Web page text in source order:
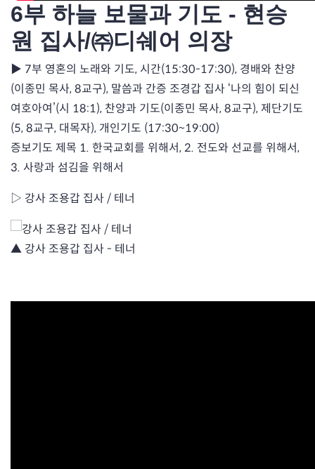
6부 하늘 보물과 기도 - 현승
원 집사/㈜디쉐어 의장
▶ 7부 영혼의 노래와 기도, 시간(15:30-17:30), 경배와 찬양
(이종민 목사, 8교구), 말씀과 간증 조경갑 집사 ‘나의 힘이 되신
여호아여’(시 18:1), 찬양과 기도(이종민 목사, 8교구), 제단기도
(5, 8교구, 대목자), 개인기도 (17:30~19:00)
증보기도 제목 1. 한국교회를 위해서, 2. 전도와 선교를 위해서,
3. 사랑과 섬김을 위해서
▷ 강사 조용갑 집사 / 테너
▲ 강사 조용갑 집사 - 테너